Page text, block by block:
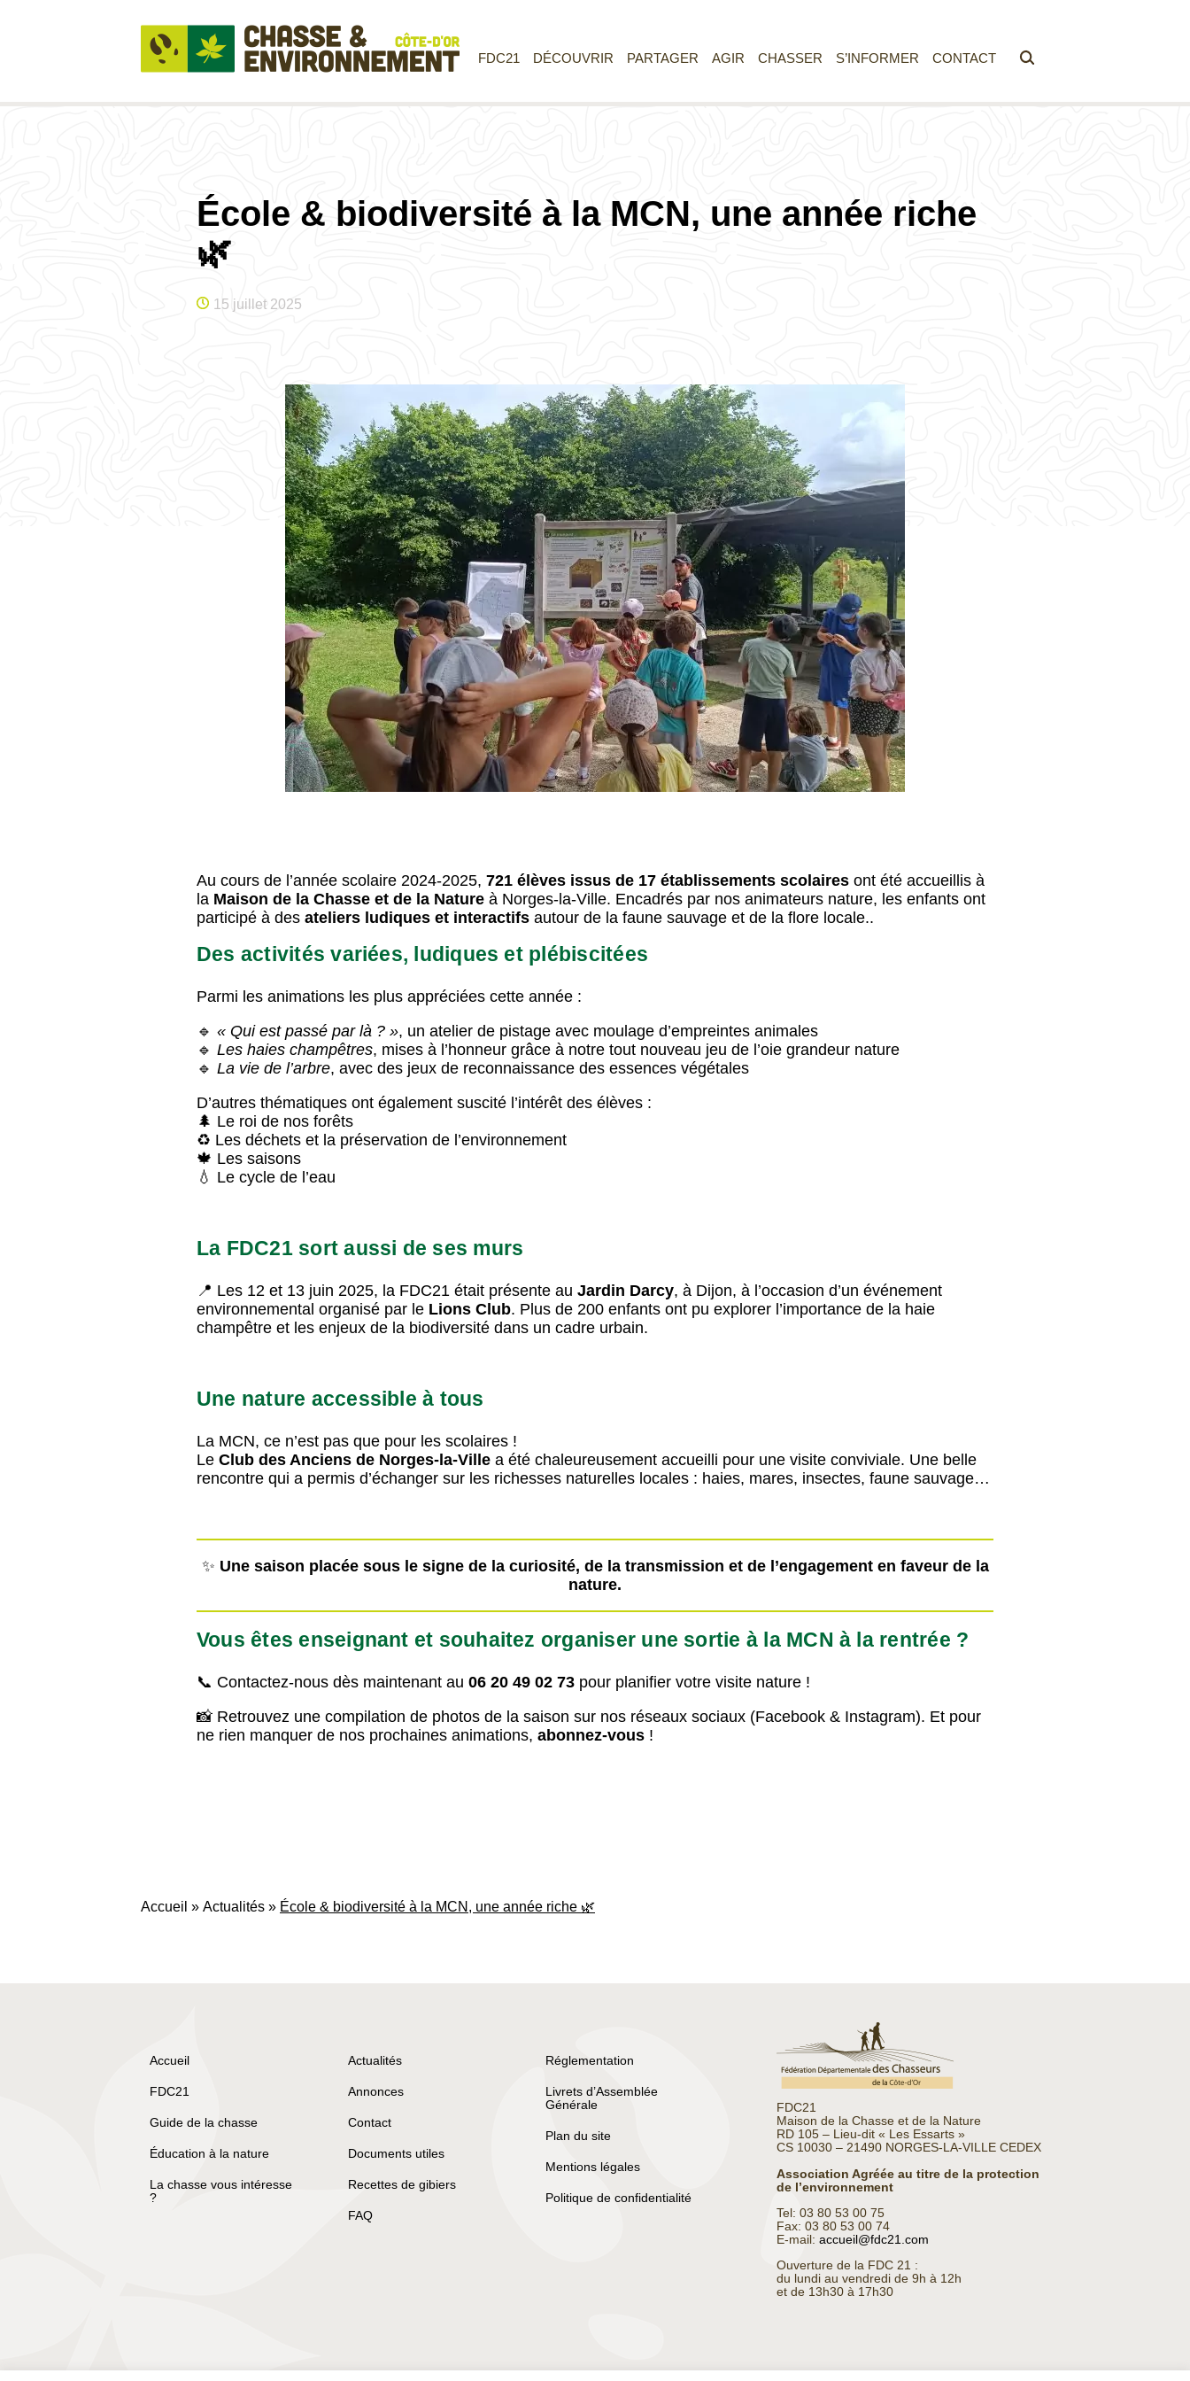
FDC21 DÉCOUVRIR PARTAGER AGIR CHASSER S’INFORMER CONTACT
École & biodiversité à la MCN, une année riche
🌿
15 juillet 2025
Au cours de l’année scolaire 2024-2025, 721 élèves issus de 17 établissements scolaires ont été accueillis à
la Maison de la Chasse et de la Nature à Norges-la-Ville. Encadrés par nos animateurs nature, les enfants ont
participé à des ateliers ludiques et interactifs autour de la faune sauvage et de la flore locale..
Des activités variées, ludiques et plébiscitées
Parmi les animations les plus appréciées cette année :
🔹 « Qui est passé par là ? », un atelier de pistage avec moulage d’empreintes animales
🔹 Les haies champêtres, mises à l’honneur grâce à notre tout nouveau jeu de l’oie grandeur nature
🔹 La vie de l’arbre, avec des jeux de reconnaissance des essences végétales
D’autres thématiques ont également suscité l’intérêt des élèves :
🌲 Le roi de nos forêts
♻️ Les déchets et la préservation de l’environnement
🍁 Les saisons
💧 Le cycle de l’eau
La FDC21 sort aussi de ses murs
📍 Les 12 et 13 juin 2025, la FDC21 était présente au Jardin Darcy, à Dijon, à l’occasion d’un événement
environnemental organisé par le Lions Club. Plus de 200 enfants ont pu explorer l’importance de la haie
champêtre et les enjeux de la biodiversité dans un cadre urbain.
Une nature accessible à tous
La MCN, ce n’est pas que pour les scolaires !
Le Club des Anciens de Norges-la-Ville a été chaleureusement accueilli pour une visite conviviale. Une belle
rencontre qui a permis d’échanger sur les richesses naturelles locales : haies, mares, insectes, faune sauvage…
✨ Une saison placée sous le signe de la curiosité, de la transmission et de l’engagement en faveur de la
nature.
Vous êtes enseignant et souhaitez organiser une sortie à la MCN à la rentrée ?
📞 Contactez-nous dès maintenant au 06 20 49 02 73 pour planifier votre visite nature !
📸 Retrouvez une compilation de photos de la saison sur nos réseaux sociaux (Facebook & Instagram). Et pour
ne rien manquer de nos prochaines animations, abonnez-vous !
Accueil » Actualités » École & biodiversité à la MCN, une année riche 🌿
Accueil
FDC21
Guide de la chasse
Éducation à la nature
La chasse vous intéresse
?
Actualités
Annonces
Contact
Documents utiles
Recettes de gibiers
FAQ
Réglementation
Livrets d’Assemblée
Générale
Plan du site
Mentions légales
Politique de confidentialité
FDC21
Maison de la Chasse et de la Nature
RD 105 – Lieu-dit « Les Essarts »
CS 10030 – 21490 NORGES-LA-VILLE CEDEX
Association Agréée au titre de la protection
de l’environnement
Tel: 03 80 53 00 75
Fax: 03 80 53 00 74
E-mail:accueil@fdc21.com
Ouverture de la FDC 21 :
du lundi au vendredi de 9h à 12h
et de 13h30 à 17h30